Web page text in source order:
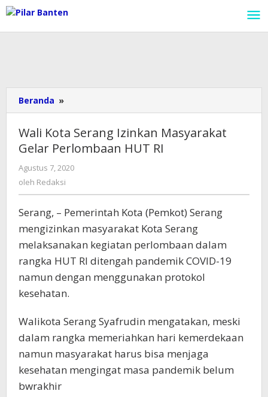
Lewati
ke
konten
Beranda »
Kota
Izinkan
Masyarakat
Gelar
Wali Kota Serang Izinkan Masyarakat
Gelar Perlombaan HUT RI
Agustus 7, 2020
oleh Redaksi
Serang, – Pemerintah Kota (Pemkot) Serang
mengizinkan masyarakat Kota Serang
melaksanakan kegiatan perlombaan dalam
rangka HUT RI ditengah pandemik COVID-19
namun dengan menggunakan protokol
kesehatan.
Walikota Serang Syafrudin mengatakan, meski
dalam rangka memeriahkan hari kemerdekaan
namun masyarakat harus bisa menjaga
kesehatan mengingat masa pandemik belum
bwrakhir